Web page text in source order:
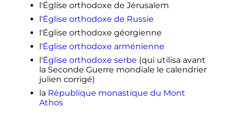
l'Église orthodoxe de Jérusalem
l'Église orthodoxe de Russie
l'Église orthodoxe géorgienne
l'Église orthodoxe arménienne
l'Église orthodoxe serbe (qui utilisa avant
la Seconde Guerre mondiale le calendrier
julien corrigé)
la République monastique du Mont
Athos